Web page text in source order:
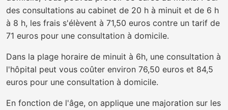
des consultations au cabinet de 20 h à minuit et de 6 h
à 8 h, les frais s'élèvent à 71,50 euros contre un tarif de
71 euros pour une consultation à domicile.
Dans la plage horaire de minuit à 6h, une consultation à
l'hôpital peut vous coûter environ 76,50 euros et 84,5
euros pour une consultation à domicile.
En fonction de l'âge, on applique une majoration sur les